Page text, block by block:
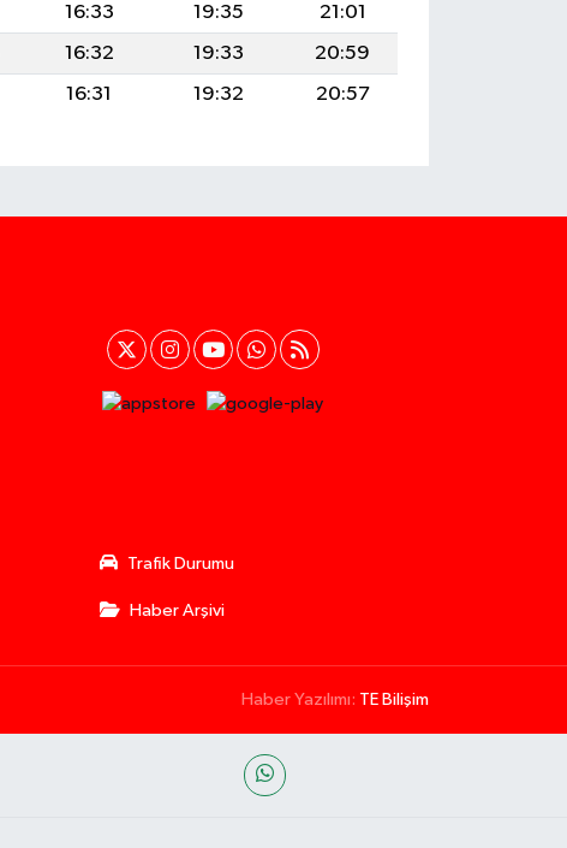
16:33 19:35
21:01
16:32 19:33
20:59
16:31 19:32 20:57
Trafik Durumu
Haber Arşivi
Haber Yazılımı: TE Bilişim